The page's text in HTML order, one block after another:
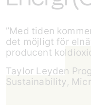
”Med tiden
det möjligt för
producent
Taylor Leyden
Sustainability,